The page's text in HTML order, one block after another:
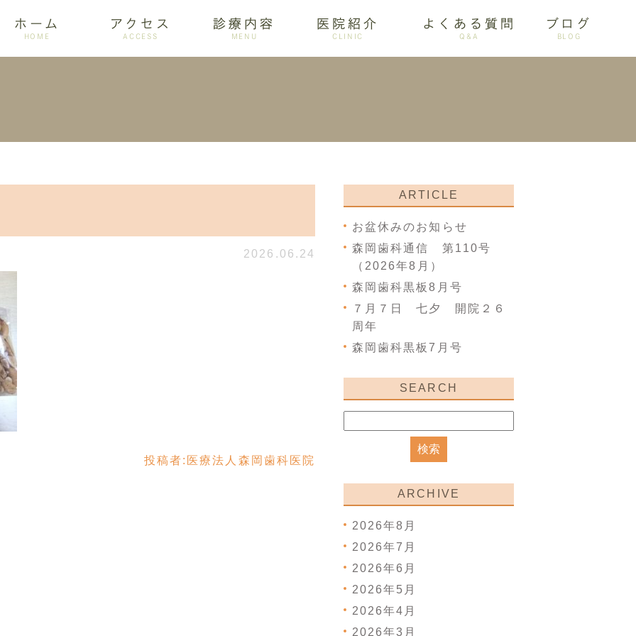
ホーム
HOME
アクセス
ACCESS
診療内容
MENU
訪問歯科 歯周病 ホワイトニング 審美歯科
医院紹介
CLINIC
設備紹介 アクセス
よくある質問
Q&A
ブログ
BLOG
グ
2026.06.24
投稿者: 医療法人森岡歯科医院
ARTICLE
お盆休みのお知らせ
森岡歯科通信 第110号
（2026年8月）
森岡歯科黒板8月号
７月７日 七夕 開院２６
周年
森岡歯科黒板7月号
SEARCH
ARCHIVE
2026年8月
2026年7月
2026年6月
2026年5月
2026年4月
2026年3月